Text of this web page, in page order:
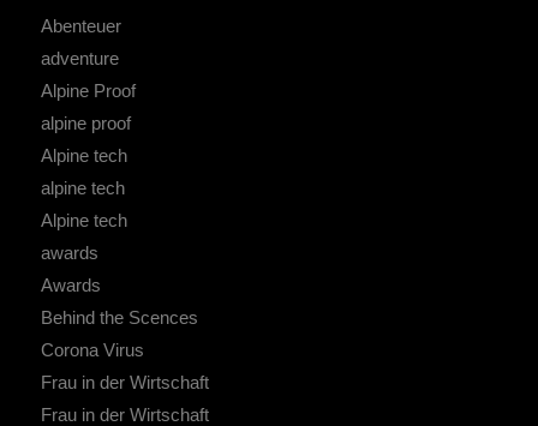
Abenteuer
adventure
Alpine Proof
alpine proof
Alpine tech
alpine tech
Alpine tech
awards
Awards
Behind the Scences
Corona Virus
Frau in der Wirtschaft
Frau in der Wirtschaft